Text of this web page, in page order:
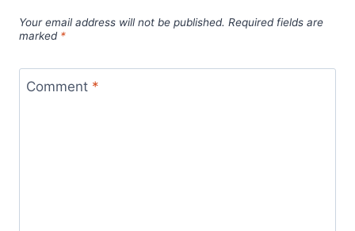
Your email address will not be published. Required fields are
marked *
Comment *